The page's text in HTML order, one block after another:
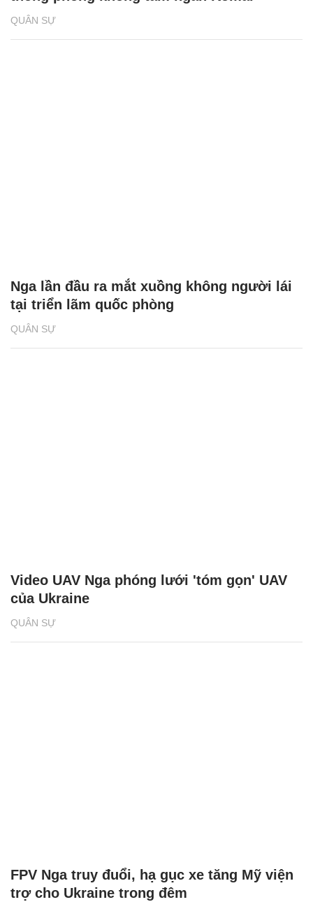
QUÂN SỰ
QUÂN SỰ
Nga lần đầu ra mắt xuồng không người lái
tại triển lãm quốc phòng
QUÂN SỰ
Video UAV Nga phóng lưới 'tóm gọn' UAV
của Ukraine
FPV Nga truy đuổi, hạ gục xe tăng Mỹ viện
trợ cho Ukraine trong đêm